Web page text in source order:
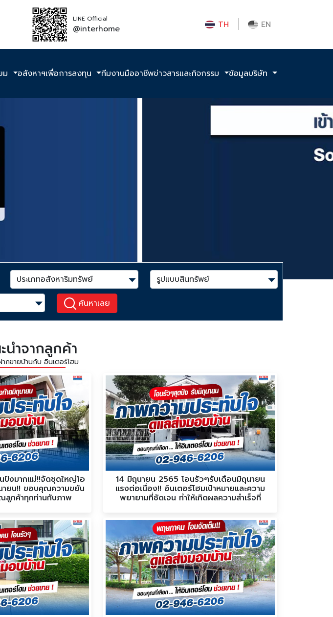
LINE Official
@interhome TH EN
ม อสังหาฯเพื่อการลงทุน ทีมงานมืออาชีพข่าวสารและกิจกรรม ข้อมูลบริษัท
ค้นหาเลย
นำจากลูกค้า
กขายบ้านกับ อินเตอร์โฮม
งมากแม่!!จัดชุดใหญ่โอ
ายน!! ขอบคุณความขยัน
กค้าทุกท่านกับภาพ
14 มิถุนายน 2565 โอนรัวๆรับเดือนมิถุนายน
แรงต่อเนื่อง!! อินเตอร์โฮมเป้าหมายและความ
พยายามที่ชัดเจน ทำให้เกิดผลความสำเร็จที่